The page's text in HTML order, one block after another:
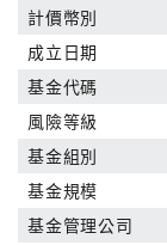
計價幣別
成立日期
基金代碼
風險等級
基金組別
基金規模
基金管理公司